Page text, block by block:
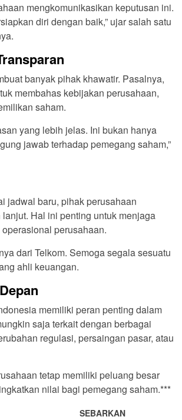
mengkomunikasikan keputusan ini.
diri dengan baik,” ujar salah satu
banyak pihak khawatir. Pasalnya,
membahas kebijakan perusahaan,
saham.
yang lebih jelas. Ini bukan hanya
jawab terhadap pemegang saham,”
jadwal baru, pihak perusahaan
Hal ini penting untuk menjaga
perusahaan.
dari Telkom. Semoga segala sesuatu
ahli keuangan.
memiliki peran penting dalam
saja terkait dengan berbagai
regulasi, persaingan pasar, atau
tetap memiliki peluang besar
nilai bagi pemegang saham.***
SEBARKAN